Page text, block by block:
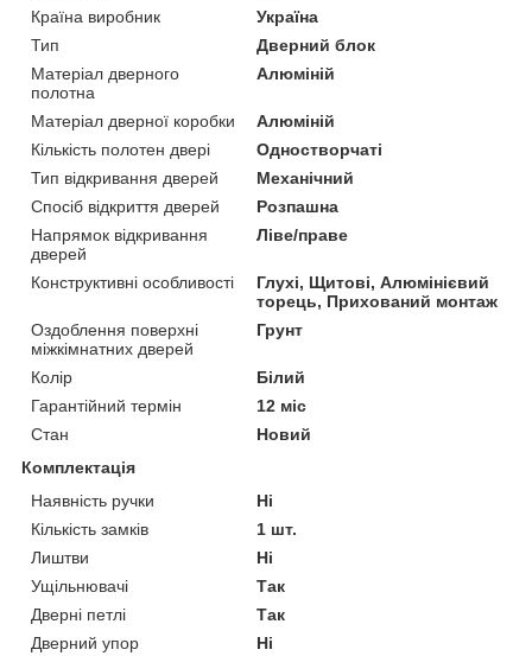
Країна виробник
Україна
Тип
Дверний блок
Матеріал дверного
полотна
Алюміній
Матеріал дверної коробки
Алюміній
Кількість полотен двері
Одностворчаті
Тип відкривання дверей
Механічний
Спосіб відкриття дверей
Розпашна
Напрямок відкривання
дверей
Ліве/праве
Конструктивні особливості
Глухі, Щитові, Алюмінієвий
торець, Прихований монтаж
Оздоблення поверхні
міжкімнатних дверей
Грунт
Колір
Білий
Гарантійний термін
12 міс
Стан
Новий
Комплектація
Наявність ручки
Ні
Кількість замків
1 шт.
Лиштви
Ні
Ущільнювачі
Так
Дверні петлі
Так
Дверний упор
Ні